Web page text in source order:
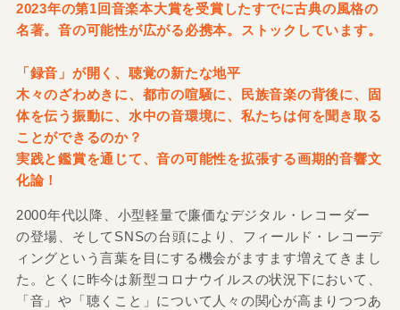
2023年の第1回音楽本大賞を受賞したすでに古典の風格の
名著。音の可能性が広がる必携本。ストックしています。
「録音」が開く、聴覚の新たな地平
木々のざわめきに、都市の喧騒に、民族音楽の背後に、固
体を伝う振動に、水中の音環境に、私たちは何を聞き取る
ことができるのか？
実践と鑑賞を通じて、音の可能性を拡張する画期的音響文
化論！
2000年代以降、小型軽量で廉価なデジタル・レコーダー
の登場、そしてSNSの台頭により、フィールド・レコーデ
ィングという言葉を目にする機会がますます増えてきまし
た。とくに昨今は新型コロナウイルスの状況下において、
「音」や「聴くこと」について人々の関心が高まりつつあ